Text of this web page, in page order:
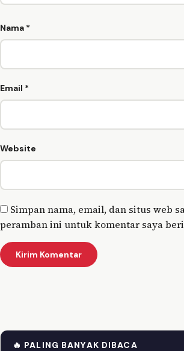
Nama *
Email *
Website
Simpan nama, email, dan situs web
peramban ini untuk komentar saya
🔥 PALING BANYAK DIBACA